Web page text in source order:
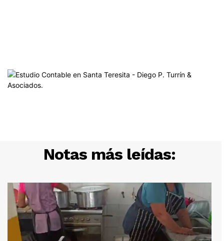
Notas más leídas: